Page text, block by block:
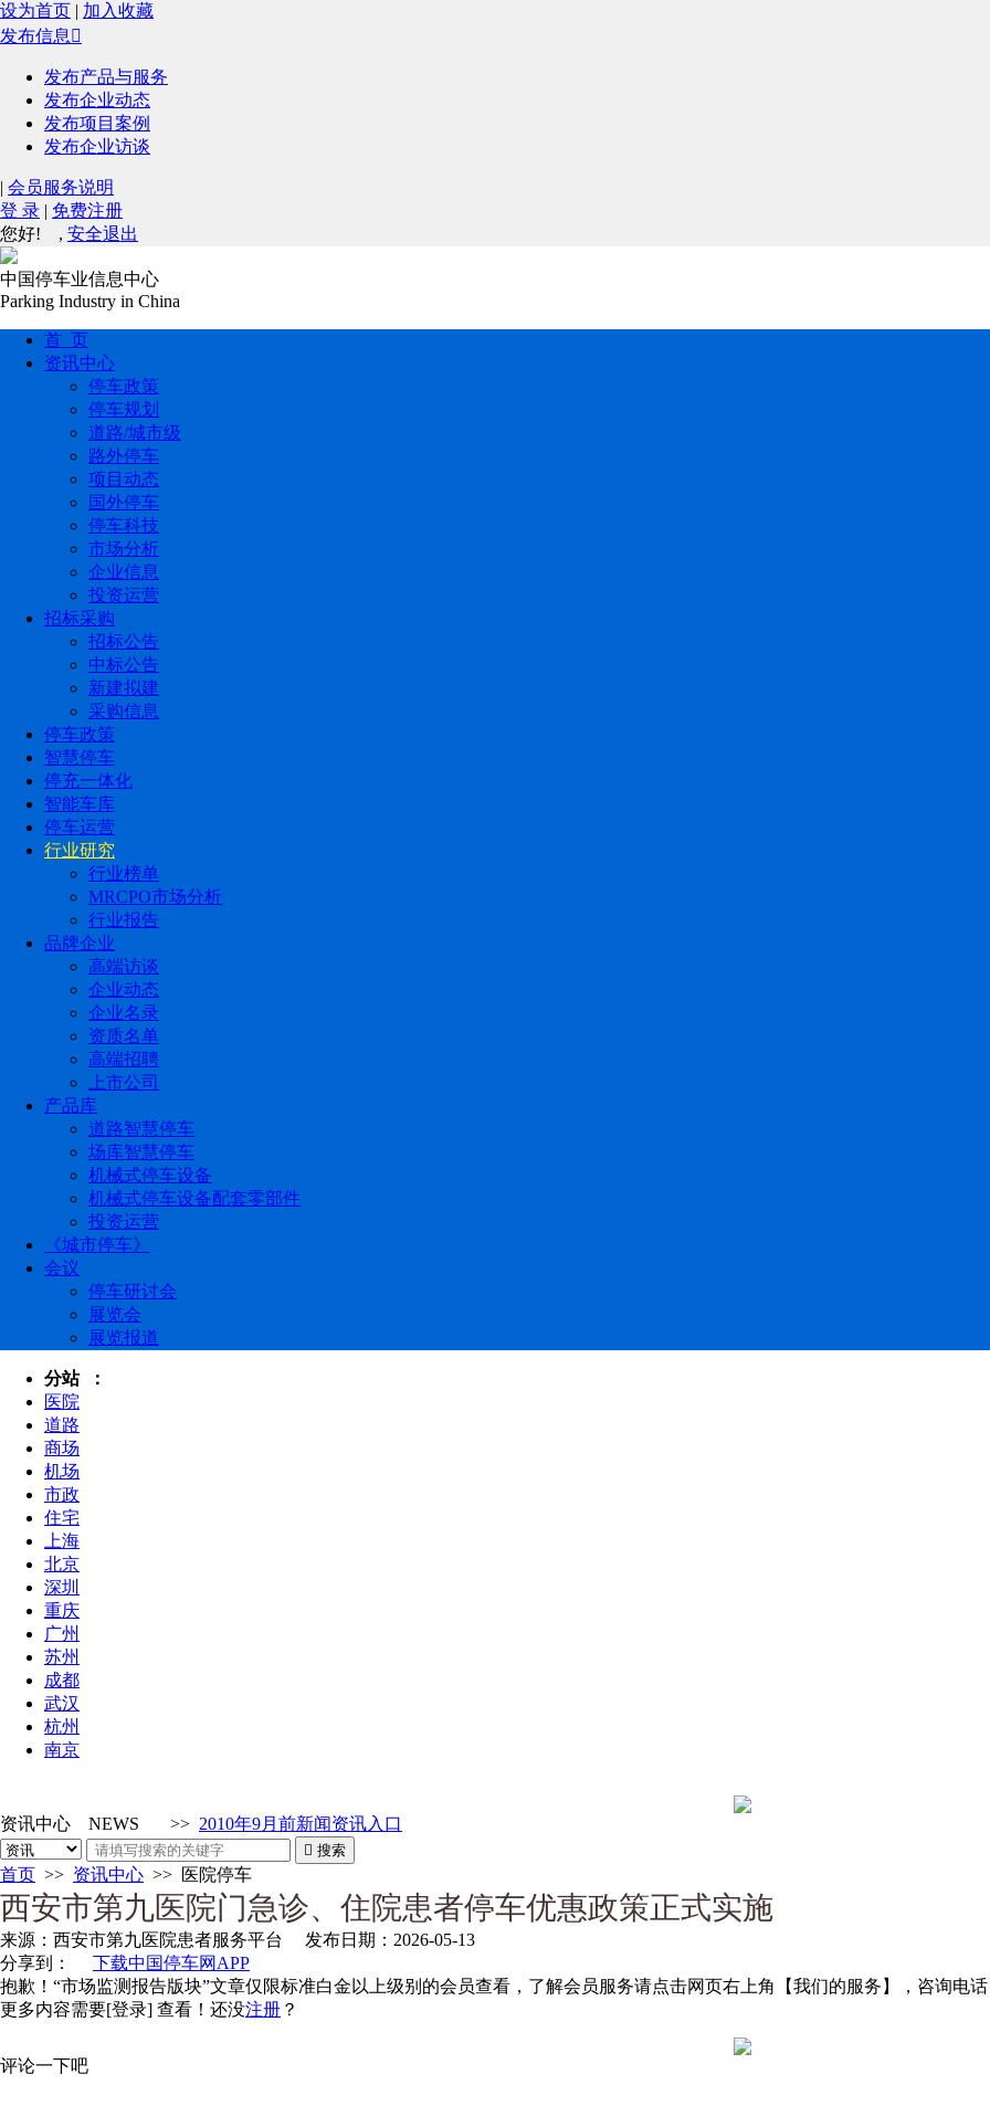
设为首页 | 加入收藏
发布信息 
发布产品与服务
发布企业动态
发布项目案例
发布企业访谈
| 会员服务说明
登 录 | 免费注册
您好!
, 安全退出
中国停车业信息中心
Parking Industry in China
首 页
资讯中心
停车政策
停车规划
道路/城市级
路外停车
项目动态
国外停车
停车科技
市场分析
企业信息
投资运营
招标采购
招标公告
中标公告
新建拟建
采购信息
停车政策
智慧停车
停充一体化
智能车库
停车运营
行业研究
行业榜单
MRCPO市场分析
行业报告
品牌企业
高端访谈
企业动态
企业名录
资质名单
高端招聘
上市公司
产品库
道路智慧停车
场库智慧停车
机械式停车设备
机械式停车设备配套零部件
投资运营
《城市停车》
会议
停车研讨会
展览会
展览报道
分站 ：
医院
道路
商场
机场
市政
住宅
上海
北京
深圳
重庆
广州
苏州
成都
武汉
杭州
南京
资讯中心 NEWS >> 2010年9月前新闻资讯入口
 搜索
首页 >> 资讯中心 >> 医院停车
西安市第九医院门急诊、住院患者停车优惠政策正式实施
来源： 西安市第九医院患者服务平台 发布日期： 2026-05-13
分享到：
下载中国停车网APP
抱歉！“市场监测报告版块”文章仅限标准白金以上级别的会员查看，了解会员服务请点击网页右上角【我们的服务】，咨询电话
更多内容需要[登录] 查看！还没注册 ？
评论一下吧